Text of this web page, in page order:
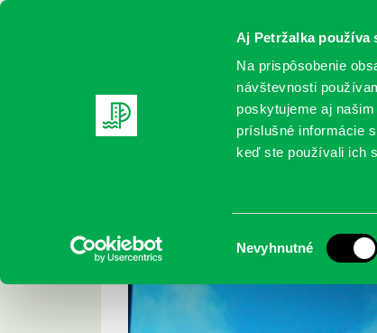
Aj Petržalka používa
Na prispôsobenie
návštevnosti
poskytujeme aj
príslušné informácie
keď ste používali ich
súhlasu
Nevyhnutné
REGISTRUJTE SA ONLINE
Do Murmanska